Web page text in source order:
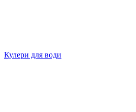
Кулери для води